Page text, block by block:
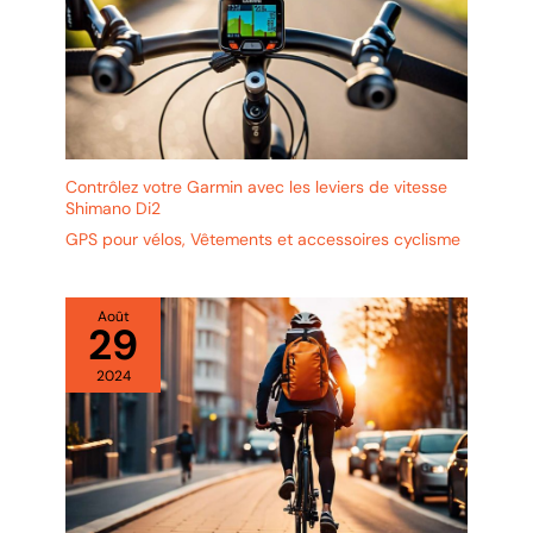
battante, du brouillard et par
mauvais temps, en faisant un
choix parfait pour le cyclisme
toute l'année. Divers Scénarios
d'Application: Grâce à leur
design léger et portable, notre
éclairage de vélo avant et
spéléologie et la chasse, mais
sécurité. Leur polyvalence
casques, et bien d'autres, en
faisant un choix optimal
d'éclairage pour diverses
activités. (pour Cadeau Fête
des Pères et Cadeau Noël)
tranquillité à l'extérieur. 【 IPX4 étanche et rechargeable par USB
】 La norme IPX4 étanche rend les feux arrière de vélo plus
pratiques par temps de pluie ou de brouillard. Le clignotant de
vélo dispose d'une batterie intégrée et est livré avec un câble
de charge pouvant être branché sur un ordinateur, une batterie
externe ou tout appareil avec un port USB 5V.
Contrôlez votre Garmin avec les leviers de vitesse
Shimano Di2
GPS pour vélos, Vêtements et accessoires cyclisme
Août
29
2024